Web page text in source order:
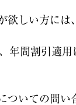
欲しい方には
年間割引適用
ついての問い